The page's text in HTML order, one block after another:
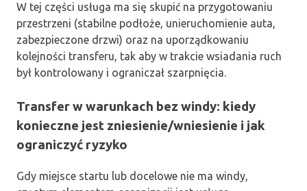
W tej części usługa ma się skupić na przygotowaniu
przestrzeni (stabilne podłoże, unieruchomienie auta,
zabezpieczone drzwi) oraz na uporządkowaniu
kolejności transferu, tak aby w trakcie wsiadania ruch
był kontrolowany i ograniczał szarpnięcia.
Transfer w warunkach bez windy: kiedy
konieczne jest zniesienie/wniesienie i jak
ograniczyć ryzyko
Gdy miejsce startu lub docelowe nie ma windy,